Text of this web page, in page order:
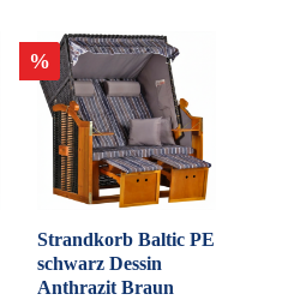
%
Strandkorb Baltic PE
schwarz Dessin
Anthrazit Braun